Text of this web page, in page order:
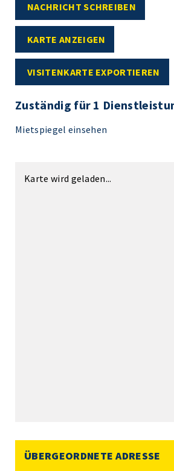
NACHRICHT SCHREIBEN
KARTE ANZEIGEN
VISITENKARTE EXPORTIEREN
Zuständig für 1
Mietspiegel einsehen
Karte wird geladen...
ÜBERGEORDNETE ADRESSE